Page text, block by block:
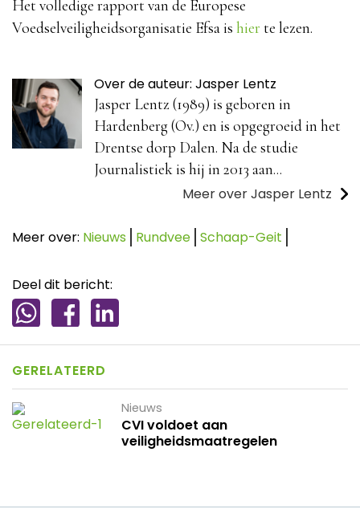
Het volledige rapport van de Europese
Voedselveiligheidsorganisatie Efsa is hier te lezen.
Over de auteur: Jasper Lentz
Jasper Lentz (1989) is geboren in
Hardenberg (Ov.) en is opgegroeid in het
Drentse dorp Dalen. Na de studie
Journalistiek is hij in 2013 aan...
Meer over Jasper Lentz
Meer over: Nieuws Rundvee Schaap-Geit
Deel dit bericht:
GERELATEERD
Nieuws
CVI voldoet aan
veiligheidsmaatregelen